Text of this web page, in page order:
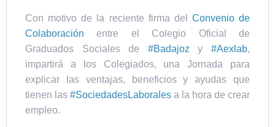
Con motivo de la reciente firma del Convenio de
Colaboración entre el Colegio Oficial de
Graduados Sociales de #Badajoz y#Aexlab,
impartirá a los Colegiados, una Jornada para
explicar las ventajas, beneficios y ayudas que
tienen las #SociedadesLaborales a la hora de crear
empleo.